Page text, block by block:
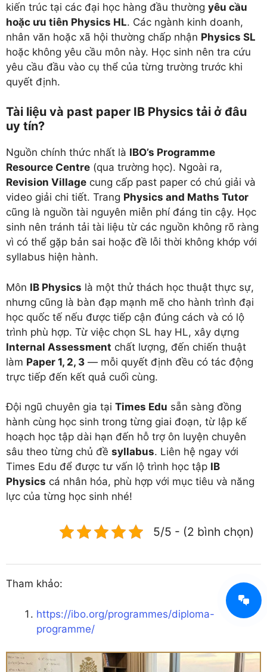
kiến trúc tại các đại học hàng đầu thường yêu cầu
hoặc ưu tiên Physics HL. Các ngành kinh doanh,
nhân văn hoặc xã hội thường chấp nhận Physics SL
hoặc không yêu cầu môn này. Học sinh nên tra cứu
yêu cầu đầu vào cụ thể của từng trường trước khi
quyết định.
Tài liệu và past paper IB Physics tải ở đâu
uy tín?
Nguồn chính thức nhất là IBO’s Programme
Resource Centre (qua trường học). Ngoài ra,
Revision Village cung cấp past paper có chú giải và
video giải chi tiết. Trang Physics and Maths Tutor
cũng là nguồn tài nguyên miễn phí đáng tin cậy. Học
sinh nên tránh tải tài liệu từ các nguồn không rõ ràng
vì có thể gặp bản sai hoặc đề lỗi thời không khớp với
syllabus hiện hành.
Môn IB Physics là một thử thách học thuật thực sự,
nhưng cũng là bàn đạp mạnh mẽ cho hành trình đại
học quốc tế nếu được tiếp cận đúng cách và có lộ
trình phù hợp. Từ việc chọn SL hay HL, xây dựng
Internal Assessment chất lượng, đến chiến thuật
làm Paper 1, 2, 3 — mỗi quyết định đều có tác động
trực tiếp đến kết quả cuối cùng.
Đội ngũ chuyên gia tại Times Edu sẵn sàng đồng
hành cùng học sinh trong từng giai đoạn, từ lập kế
hoạch học tập dài hạn đến hỗ trợ ôn luyện chuyên
sâu theo từng chủ đề syllabus. Liên hệ ngay với
Times Edu để được tư vấn lộ trình học tập IB
Physics cá nhân hóa, phù hợp với mục tiêu và năng
lực của từng học sinh nhé!
5/5 - (2 bình chọn)
Tham khảo:
https://ibo.org/programmes/diploma-
programme/